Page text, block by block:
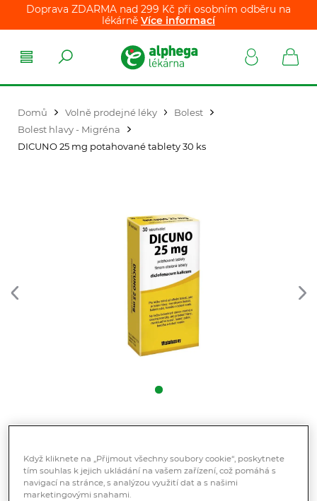
Doprava ZDARMA nad 299 Kč při osobním odběru na
lékárně Více informací
Domů Volně prodejné léky
Bolest
Bolest hlavy - Migréna
DICUNO 25 mg potahované tablety 30 ks
tablety 30 ks
Registrovaný léčivý přípravek
Když kliknete na „Přijmout všechny soubory cookie“, poskytnete
tím souhlas k jejich ukládání na vašem zařízení, což pomáhá s
navigací na stránce, s analýzou využití dat a s našimi
marketingovými snahami.